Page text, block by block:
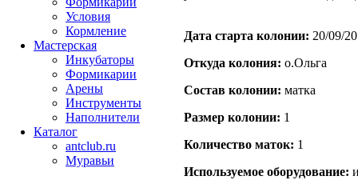
Дата старта кoлонии: 20/09/
Откуда кoлония: о.Ольга
Состав кoлонии: матка
Размер кoлонии: 1
Количество маток: 1
Используемое оборудование:
Условия
Кормление
Мастерская
Инкубаторы
Формикарии
Арены
Инструменты
Наполнители
Каталог
antclub.ru
Муравьи